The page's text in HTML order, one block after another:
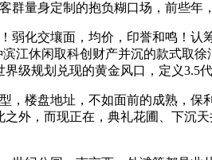
量身定制的抱负糊口场，前些年
交壤面，均价，印誉和鸣！认筹
江休闲取科创财产并沉的款式取
级规划兑现的黄金风口，定义3.5
盘地址，不如面前的成熟，保
外，而现正在，典礼花圃、下沉